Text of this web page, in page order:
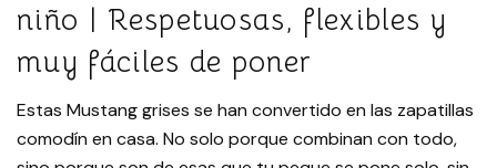
niño | Respetuosas, flexibles y
muy fáciles de poner
Estas Mustang grises se han convertido en las zapatillas
comodín en casa. No solo porque combinan con todo,